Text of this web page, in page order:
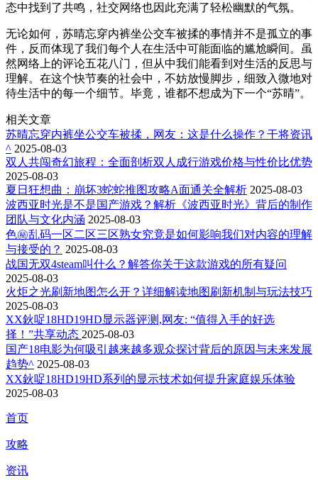
态中找到了共鸣，社交网络也因此充满了轻松幽默的气氛。
无论如何，苏晴忘穿内裤坐公交车被揉的事情并不是孤立的事
件，反而体现了我们每个人在生活中可能面临的尴尬瞬间。虽
然网络上的评论五花八门，但从中我们能看到对生活的反思与
理解。在这个快节奏的社会中，不妨放慢脚步，细致入微地对
待生活中的每一个细节。毕竟，谁都不想成为下一个“苏晴”。
相关文章
苏晴忘穿内裤坐公交车被揉，网友：这是什么操作？干将资讯
^ 2025-08-03
双人共闯奇幻旅程：全面剖析双人成行游戏价格与性价比优势
2025-08-03
夏日狂想曲：崩坏3蛇蛇推图攻略A面通关全解析 2025-08-03
波西亚时光是不是国产游戏？解析《波西亚时光》背后的制作
团队与文化内涵 2025-08-03
色㊙乱码一区二区三区熟女究竟是如何影响我们对内容的理解
与接受的？ 2025-08-03
战国无双4steam叫什么？解答你关于这款游戏的所有疑问
2025-08-03
火炬之光刷新地图怎么开？详细解读地图刷新机制与玩法技巧
2025-08-03
XX鈥哫18HD19HD显示器评测,网友: “值得入手的好选
择！”共享动态 2025-08-03
国产18电影为何吸引越来越多观众探讨背后的原因与未来发展
趋势^ 2025-08-03
XX鈥哫18HD19HD系列的显示技术如何提升家庭娱乐体验
2025-08-03
首页
攻略
资讯